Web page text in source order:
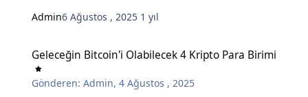
Admin6 Ağustos , 2025 1 yıl
Geleceğin Bitcoin'i Olabilecek 4 Kripto Para Birimi
Gönderen:Admin,4 Ağustos , 2025